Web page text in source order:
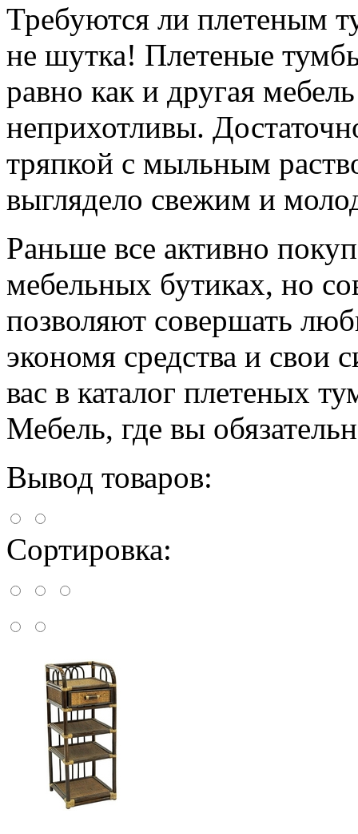
Требуются ли плетеным
не шутка! Плетеные
равно как и другая
неприхотливы.
тряпкой с мыльным
выглядело свежим и
Раньше все активно
мебельных бутиках, но
позволяют совершать
экономя средства и
вас в каталог плетеных
Мебель, где вы
Вывод товаров:
Сортировка: